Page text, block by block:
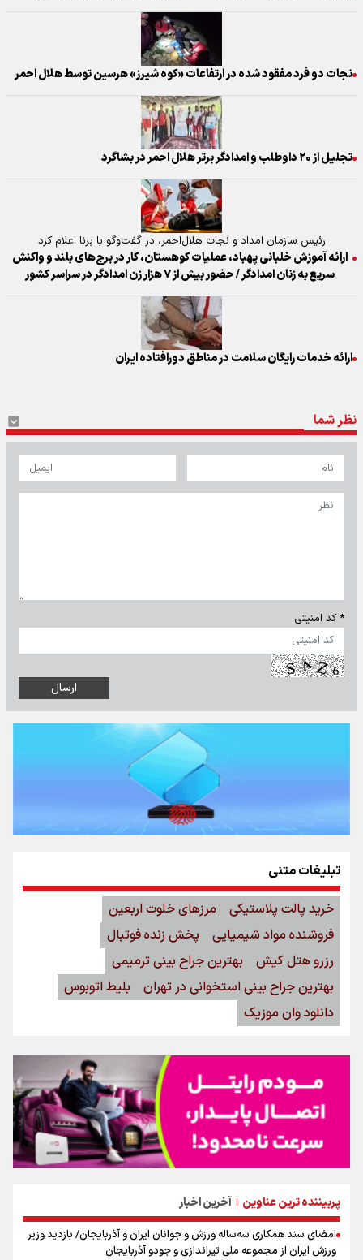
نجات دو فرد مفقود شده در ارتفاعات «کوه شیرز» هرسین توسط هلال احمر
تجلیل از ۲۰ داوطلب و امدادگر برتر هلال احمر در بشاگرد
رئیس سازمان امداد و نجات هلال‌احمر، در گفت‌و‌گو با برنا اعلام کرد
ارائه آموزش خلبانی پهباد، عملیات کوهستان، کار در برج‌های بلند و واکنش
سریع به زنان امدادگر / حضور بیش از ۷ هزار زن امدادگر در سراسر کشور
ارائه خدمات رایگان سلامت در مناطق دورافتاده ایران
نظر شما
* کد امنیتی
پربیننده ترین عناوین | آخرین اخبار
امضای سند همکاری سه‌ساله ورزش و جوانان ایران و آذربایجان/ بازدید وزیر
ورزش ایران از مجموعه ملی تیراندازی و جودو آذربایجان
تبلیغات متنی
خرید پالت پلاستیکی
مرزهای خلوت اربعین
فروشنده مواد شیمیایی
پخش زنده فوتبال
رزرو هتل کیش
بهترین جراح بینی ترمیمی
بهترین جراح بینی استخوانی در تهران
بلیط اتوبوس
دانلود وان موزیک